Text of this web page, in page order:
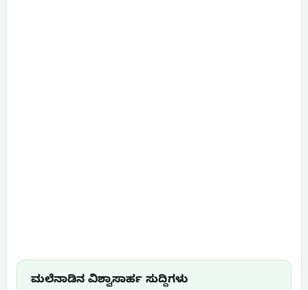
ಮಲೆನಾಡಿನ ವಿಶ್ವಾಸಾರ್ಹ ಸುದ್ದಿಗಳು